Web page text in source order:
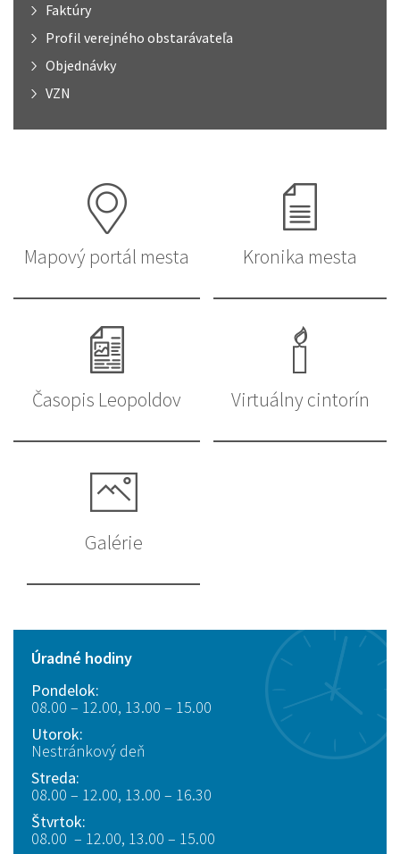
Faktúry
Profil verejného obstarávateľa
Objednávky
VZN
Mapový portál mesta Kronika mesta
Časopis Leopoldov Virtuálny cintorín
Galérie
Úradné hodiny
Pondelok:
08.00 – 12.00, 13.00 – 15.00
Utorok:
Nestránkový deň
Streda:
08.00 – 12.00, 13.00 – 16.30
Štvrtok:
08.00 – 12.00, 13.00 – 15.00